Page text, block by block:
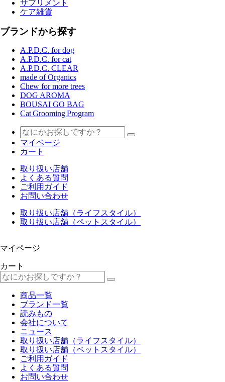
サプリメント
ケア雑貨
ブランドから探す
A.P.D.C. for dog
A.P.D.C. for cat
A.P.D.C. CLEAR
made of Organics
Chew for more trees
DOG AROMA
BOUSAI GO BAG
Cat Grooming Program
マイページ
カート
取り扱い店舗
よくある質問
ご利用ガイド
お問い合わせ
取り扱い店舗（ライフスタイル）
取り扱い店舗（ペットスタイル）
マイページ
カート
商品一覧
ブランド一覧
読みもの
会社について
ニュース
取り扱い店舗（ライフスタイル）
取り扱い店舗（ペットスタイル）
ご利用ガイド
よくある質問
お問い合わせ